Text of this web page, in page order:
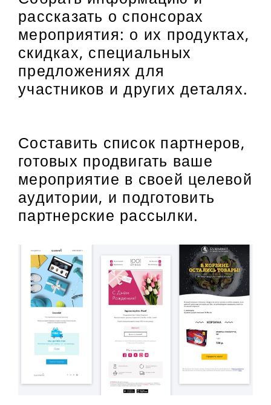
рассказать о спонсорах
мероприятия: о их продуктах,
скидках, специальных
предложениях для
участников и других деталях.
Составить список партнеров,
готовых продвигать ваше
мероприятие в своей целевой
аудитории, и подготовить
партнерские рассылки.